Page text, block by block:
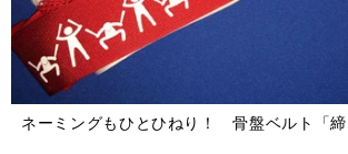
ネーミングもひとひねり！ 骨盤ベルト「締